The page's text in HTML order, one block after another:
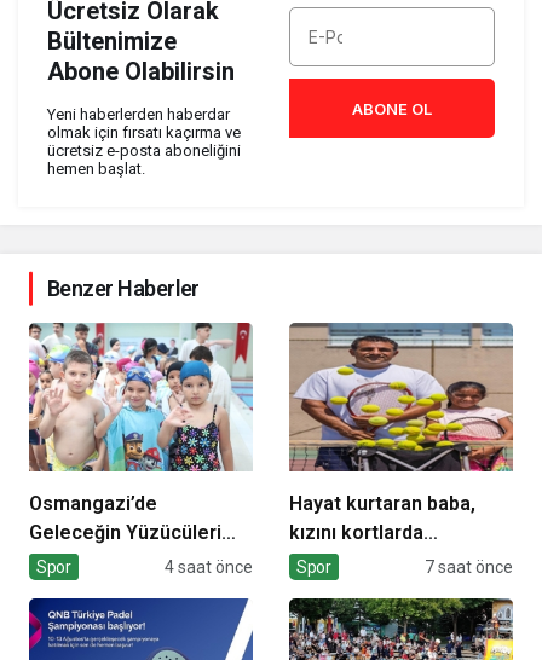
Ücretsiz Olarak
Bültenimize
Abone Olabilirsin
Yeni haberlerden haberdar
olmak için fırsatı kaçırma ve
ücretsiz e-posta aboneliğini
hemen başlat.
ABONE OL
Benzer Haberler
Osmangazi’de
Geleceğin Yüzücüleri
Sertifikalarını Aldı
Spor 4 saat önce
Hayat kurtaran baba,
kızını kortlarda
şampiyonluğa hazırlıyor
Spor 7 saat önce